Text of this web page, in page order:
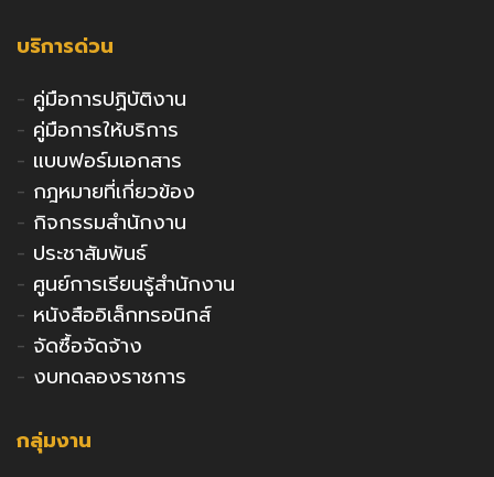
บริการด่วน
- คู่มือการปฏิบัติงาน
- คู่มือการให้บริการ
- แบบฟอร์มเอกสาร
- กฎหมายที่เกี่ยวข้อง
- กิจกรรมสำนักงาน
- ประชาสัมพันธ์
- ศูนย์การเรียนรู้สำนักงาน
- หนังสืออิเล็กทรอนิกส์
- จัดซื้อจัดจ้าง
- งบทดลองราชการ
กลุ่มงาน